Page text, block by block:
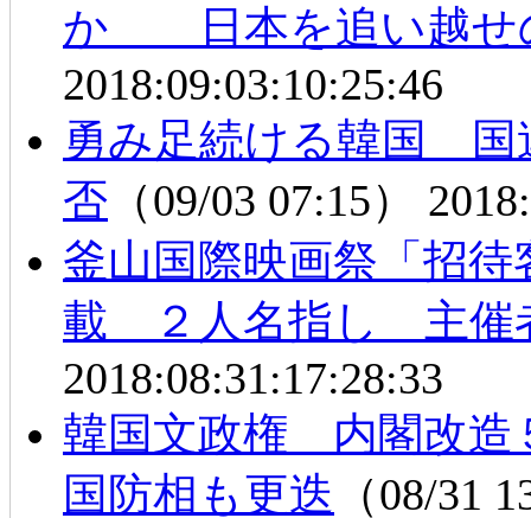
か 日本を追い越せ
2018:09:03:10:25:46
勇み足続ける韓国 国
否 （09/03 07:15）
釜山国際映画祭「招
載 ２人名指し 主催
2018:08:31:17:28:33
韓国文政権 内閣改造
国防相も更迭 （08/31